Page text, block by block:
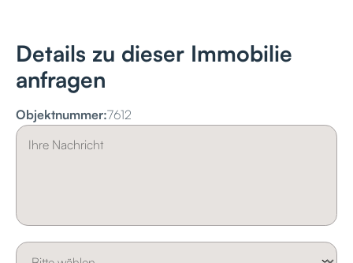
Details zu dieser Immobilie
anfragen
Objektnummer:7612